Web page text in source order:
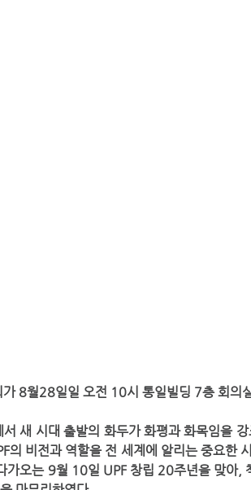
8월28일일 오전 10시 통일빌딩 7층 회의
의 비전과 역할을 전 세계에 알리는 중요한
가오는 9월 10일 UPF 창립 20주년을 맞아,